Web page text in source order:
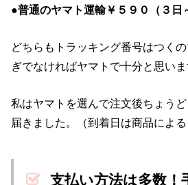
●普通のヤマト運輸￥５９０（３日
どちらもトラッキング番号はつく
ぎでなければヤマトで十分と思いま
私はヤマトを選んで注文後ちょう
届きました。（到着日は商品による
支払い方法は多数！